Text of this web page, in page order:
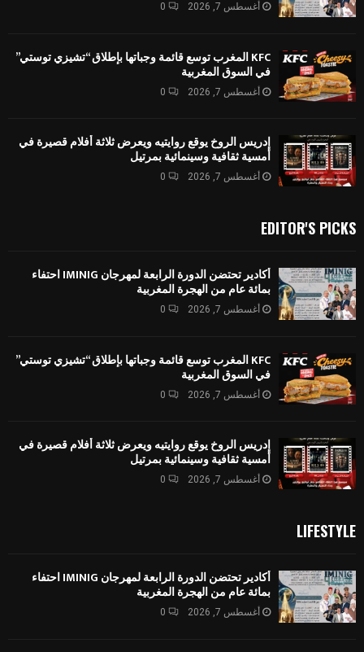
أغسطس 7, 2026 0
KFC المغرب توسع قائمة وجباتها بإطلاق “تشيزي توستي”
في السوق المغربية
أغسطس 7, 2026 0
إدريس الروخ يوقع روايتيه ويعرض ثلاثة أفلام قصيرة في
أمسية ثقافية وسينمائية بمرتيل
أغسطس 7, 2026 0
EDITOR'S PICKS
أكادير تحتضن الدورة الرابعة لمهرجان IMINIG احتفاء
بمائة عام من الهجرة المغربية
أغسطس 7, 2026 0
KFC المغرب توسع قائمة وجباتها بإطلاق “تشيزي توستي”
في السوق المغربية
أغسطس 7, 2026 0
إدريس الروخ يوقع روايتيه ويعرض ثلاثة أفلام قصيرة في
أمسية ثقافية وسينمائية بمرتيل
أغسطس 7, 2026 0
LIFESTYLE
أكادير تحتضن الدورة الرابعة لمهرجان IMINIG احتفاء
بمائة عام من الهجرة المغربية
أغسطس 7, 2026 0